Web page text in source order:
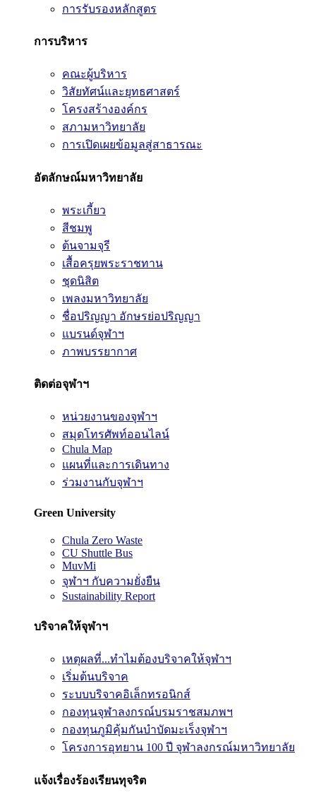
การรับรองหลักสูตร
การบริหาร
คณะผู้บริหาร
วิสัยทัศน์และยุทธศาสตร์
โครงสร้างองค์กร
สภามหาวิทยาลัย
การเปิดเผยข้อมูลสู่สาธารณะ
อัตลักษณ์มหาวิทยาลัย
พระเกี้ยว
สีชมพู
ต้นจามจุรี
เสื้อครุยพระราชทาน
ชุดนิสิต
เพลงมหาวิทยาลัย
ชื่อปริญญา อักษรย่อปริญญา
แบรนด์จุฬาฯ
ภาพบรรยากาศ
ติดต่อจุฬาฯ
หน่วยงานของจุฬาฯ
สมุดโทรศัพท์ออนไลน์
Chula Map
แผนที่และการเดินทาง
ร่วมงานกับจุฬาฯ
Green University
Chula Zero Waste
CU Shuttle Bus
MuvMi
จุฬาฯ กับความยั่งยืน
Sustainability Report
บริจาคให้จุฬาฯ
เหตุผลที่...ทำไมต้องบริจาคให้จุฬาฯ
เริ่มต้นบริจาค
ระบบบริจาคอิเล็กทรอนิกส์
กองทุนจุฬาลงกรณ์บรมราชสมภพฯ
กองทุนภูมิคุ้มกันบำบัดมะเร็งจุฬาฯ
โครงการอุทยาน 100 ปี จุฬาลงกรณ์มหาวิทยาลัย
แจ้งเรื่องร้องเรียนทุจริต